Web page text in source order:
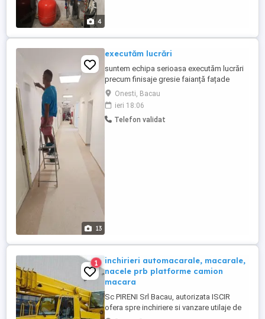
4
13
executăm lucrări
suntem echipa serioasa executăm lucrări
precum finisaje gresie faianță fațade
decorative garduri pavele instalații
sanitare instalații de curent etc.cu
experiență. uie. facem și deplasări.
Onesti, Bacau
ieri 18:06
Telefon validat
1
inchirieri automacarale, macarale,
nacele prb platforme camion
macara
Sc PIRENI Srl Bacau, autorizata ISCIR
ofera spre inchiriere si vanzare utilaje de